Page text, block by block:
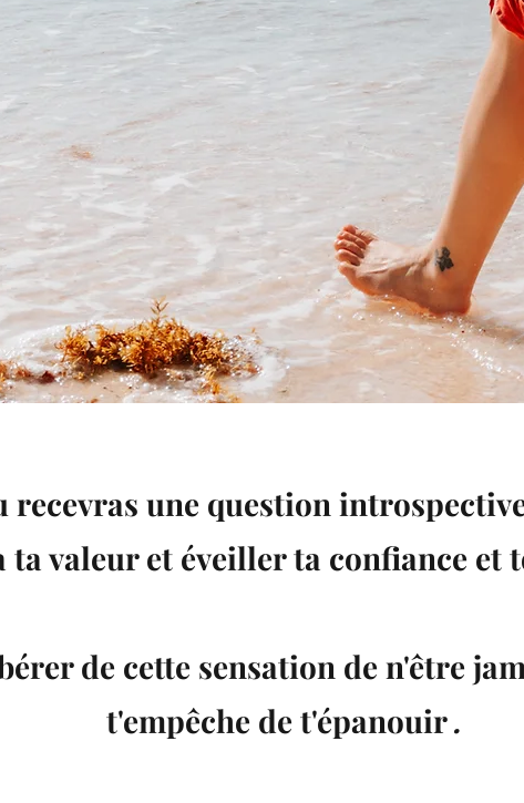
recevras une question
ta valeur et éveiller ta confiance et
de cette sensation de n'être
t'empêche de t'épanouir.